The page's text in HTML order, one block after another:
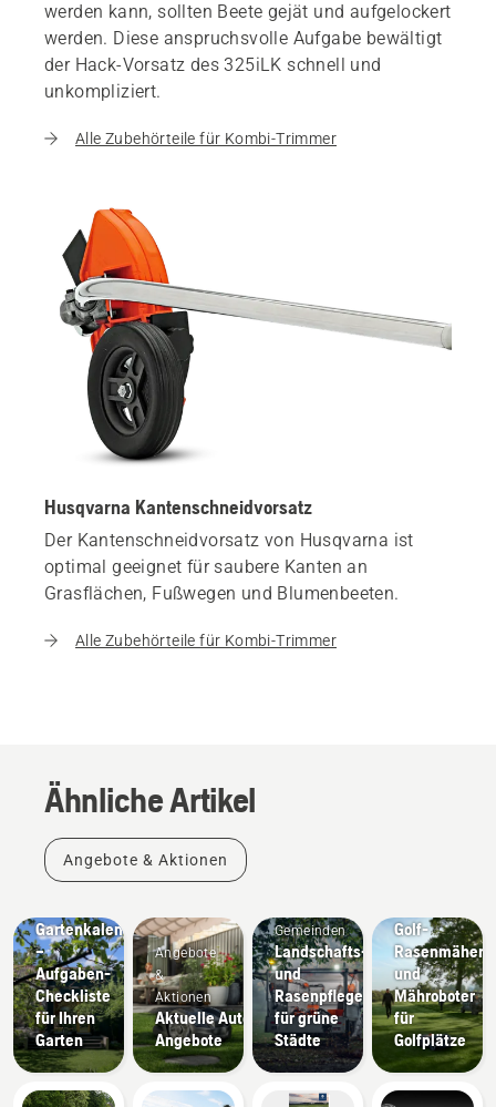
werden kann, sollten Beete gejät und aufgelockert
werden. Diese anspruchsvolle Aufgabe bewältigt
der Hack-Vorsatz des 325iLK schnell und
unkompliziert.
Alle Zubehörteile für Kombi-Trimmer
Husqvarna Kantenschneidvorsatz
Der Kantenschneidvorsatz von Husqvarna ist
optimal geeignet für saubere Kanten an
Grasflächen, Fußwegen und Blumenbeeten.
Alle Zubehörteile für Kombi-Trimmer
Ähnliche Artikel
Angebote & Aktionen
Anleitungen
& Produkt-
Gartenkalender
–
Aufgaben-
Checkliste
für Ihren
Garten
Angebote
&
Aktionen
Aktuelle Automower®
Angebote
Gemeinden
Landschafts-
und
Rasenpflegegeräte
für grüne
Städte
Golf-
Rasenmäher
und
Mähroboter
für
Golfplätze